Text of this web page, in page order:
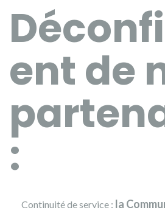
ent de
:
Continuité de service : la